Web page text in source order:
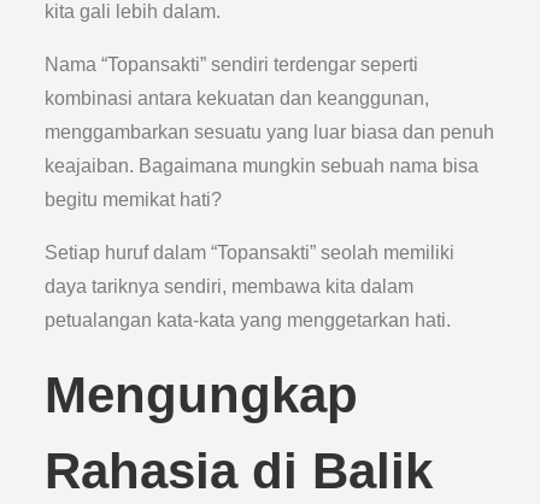
kita gali lebih dalam.
Nama “Topansakti” sendiri terdengar seperti
kombinasi antara kekuatan dan keanggunan,
menggambarkan sesuatu yang luar biasa dan penuh
keajaiban. Bagaimana mungkin sebuah nama bisa
begitu memikat hati?
Setiap huruf dalam “Topansakti” seolah memiliki
daya tariknya sendiri, membawa kita dalam
petualangan kata-kata yang menggetarkan hati.
Mengungkap
Rahasia di Balik